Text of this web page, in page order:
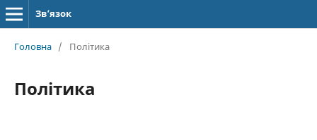
Зв’язок
Головна / Політика
Політика